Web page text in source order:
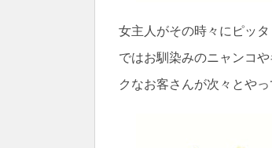
女主人がその時々にピッ
ではお馴染みのニャンコ
クなお客さんが次々とや